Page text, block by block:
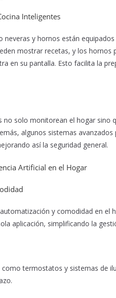
Inteligentes
neveras y hornos están
mostrar recetas, y los
en su pantalla. Esto facilita la
no solo monitorean el hogar sino
algunos sistemas
así la seguridad general.
Artificial en el Hogar
y comodidad en el
aplicación, simplificando la
termostatos y sistemas de